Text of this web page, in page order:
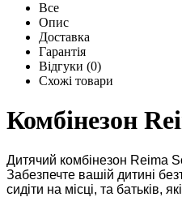
Все
Опис
Доставка
Гарантія
Відгуки (0)
Схожі товари
Комбінезон
Дитячий комбінезон Reima
Забезпечте вашій дитині
сидіти на місці, та батьків,